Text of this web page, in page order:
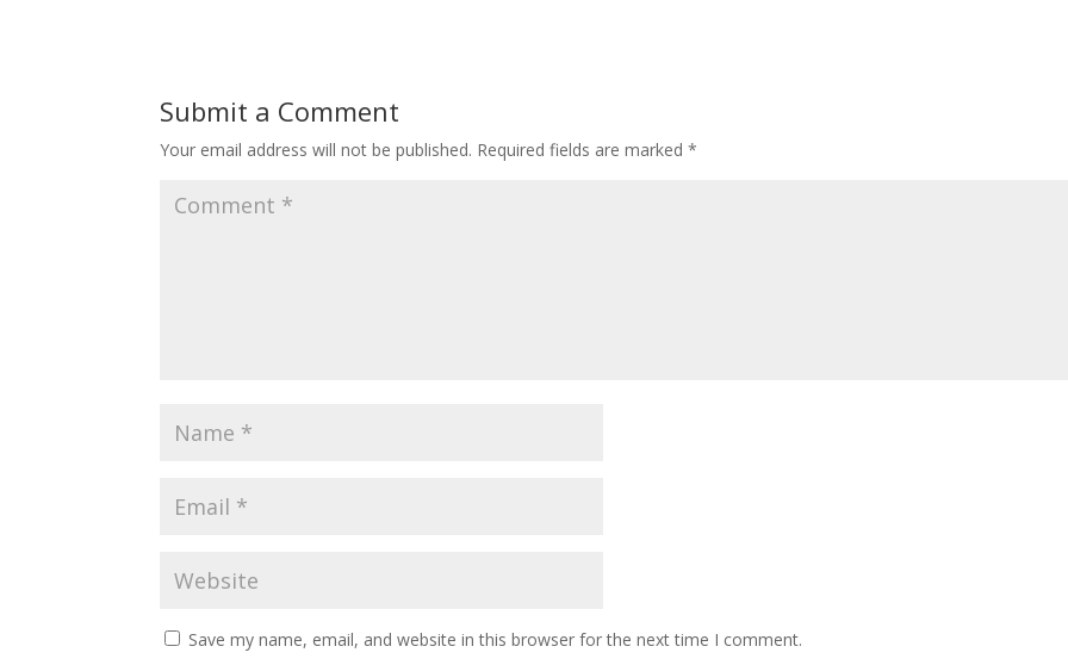
Submit a Comment
Your email address will not be published. Required fields are marked*
Save my name, email, and website in this browser for the next time I comment.